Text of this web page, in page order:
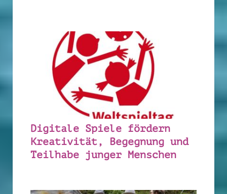
Digitale Spiele fördern
Kreativität, Begegnung und
Teilhabe junger Menschen